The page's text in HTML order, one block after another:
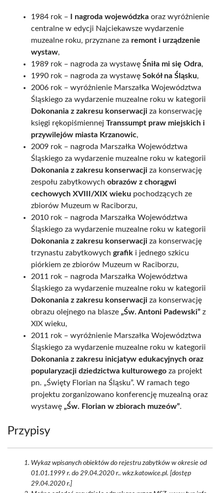
1984 rok – I nagroda wojewódzka oraz wyróżnienie
centralne w edycji Najciekawsze wydarzenie
muzealne roku, przyznane za remont i urządzenie
wystaw,
1989 rok – nagroda za wystawę Śniła mi się Odra,
1990 rok – nagroda za wystawę Sokół na Śląsku,
2006 rok – wyróżnienie Marszałka Województwa
Śląskiego za wydarzenie muzealne roku w kategorii
Dokonania z zakresu konserwacji za konserwację
księgi rękopiśmiennej Transsumpt praw miejskich i
przywilejów miasta Krzanowic,
2009 rok – nagroda Marszałka Województwa
Śląskiego za wydarzenie muzealne roku w kategorii
Dokonania z zakresu konserwacji za konserwację
zespołu zabytkowych obrazów z chorągwi
cechowych XVIII/XIX wieku pochodzących ze
zbiorów Muzeum w Raciborzu,
2010 rok – nagroda Marszałka Województwa
Śląskiego za wydarzenie muzealne roku w kategorii
Dokonania z zakresu konserwacji za konserwację
trzynastu zabytkowych grafik i jednego szkicu
piórkiem ze zbiorów Muzeum w Raciborzu,
2011 rok – nagroda Marszałka Województwa
Śląskiego za wydarzenie muzealne roku w kategorii
Dokonania z zakresu konserwacji za konserwację
obrazu olejnego na blasze „Św. Antoni Padewski” z
XIX wieku,
2011 rok – wyróżnienie Marszałka Województwa
Śląskiego za wydarzenie muzealne roku w kategorii
Dokonania z zakresu inicjatyw edukacyjnych oraz
popularyzacji dziedzictwa kulturowego za projekt
pn. „Święty Florian na Śląsku”. W ramach tego
projektu zorganizowano konferencję muzealną oraz
wystawę „Św. Florian w zbiorach muzeów”.
Przypisy
Wykaz wpisanych obiektów do rejestru zabytków w okresie od
01.01.1999 r. do 29.04.2020 r.. wkz.katowice.pl. [dostęp
29.04.2020 r.]